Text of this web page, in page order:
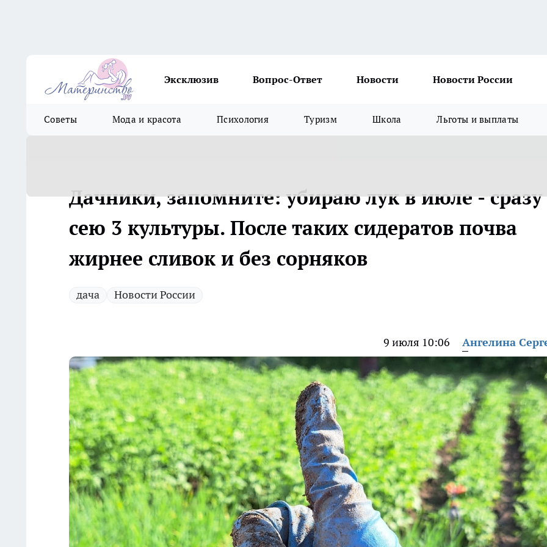
Эксклюзив Вопрос-Ответ Новости Новости России
Советы Мода и красота Психология Туризм Школа Льготы и выплаты
Дачники, запомните: убираю лук в июле - сразу
сею 3 культуры. После таких сидератов почва
жирнее сливок и без сорняков
дача Новости России
9 июля 10:06 Ангелина